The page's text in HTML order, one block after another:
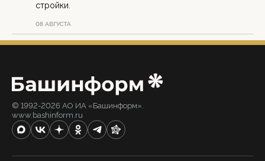
стройки.
08 АВГУСТА
© 1992-2026 АО ИА «Башинформ».
www.bashinform.ru